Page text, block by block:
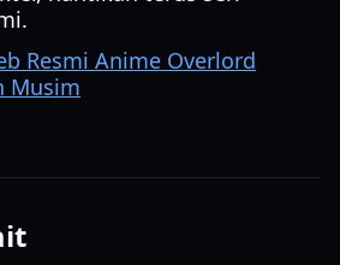
Resmi Anime Overlord
Musim